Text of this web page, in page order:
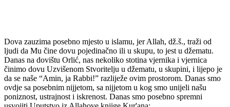
Mome udovolje i neka vjeruju u Mene, da bi bili na Pravome putu.”
(2, 186)
Muhammed, a.s., je iskreno dovio za iskreno vjerovanje i za oprost
grijeha na budućem svijetu. Poslanik islama, a.s., je preporučio:
“Molite Allaha da vas sačuva od teških nesreća, tragičnih posljedica
zle sudbine, i da se neprijatelj vašim zlom ne naslađuje.”